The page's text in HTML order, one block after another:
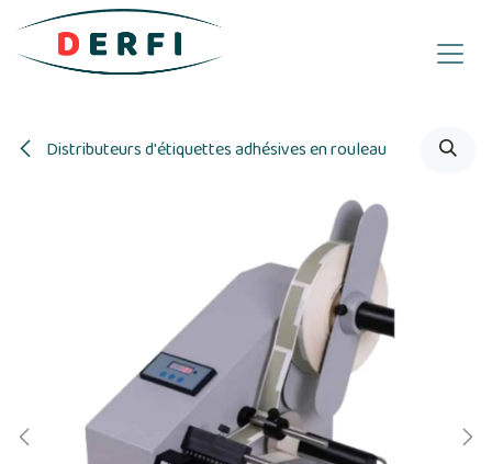
Se rendre au contenu
Distributeurs d'étiquettes adhésives en rouleau